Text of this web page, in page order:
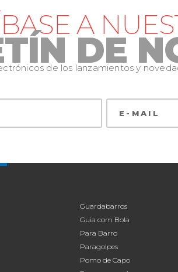
A
DE
de los lanzamientos y
Guardabarros
Guia com Bola
Para Barro
Paragolpes
Pomo de Capo